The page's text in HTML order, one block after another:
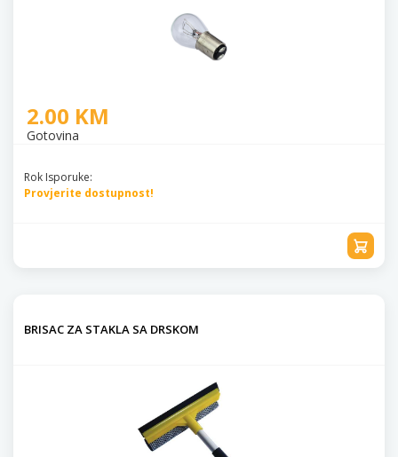
2.00 KM
Gotovina
Rok Isporuke:
Provjerite dostupnost!
BRISAC ZA STAKLA SA DRSKOM